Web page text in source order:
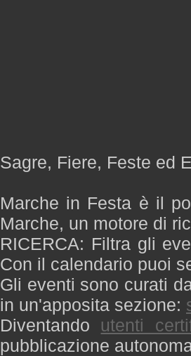
Sagre, Fiere, Feste ed
Marche in Festa è il
Marche, un motore di
RICERCA: Filtra gli
Con il calendario puoi
Gli eventi sono curati
in un'apposita sezione:
Diventando utenti
pubblicazione